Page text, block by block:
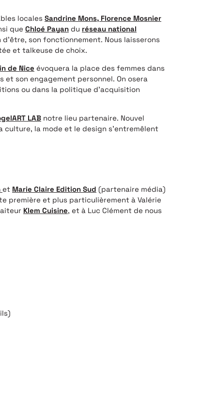
locales Sandrine Mons, Florence Mosnier
que Chloé Payan du réseau national
son fonctionnement. Nous laisserons
et talkeuse de choix.
de Nice évoquera la place des femmes dans
et son engagement personnel. On osera
ou dans la politique d’acquisition
LAB notre lieu partenaire. Nouvel
la mode et le design s’entremêlent
et Marie Claire Edition Sud (partenaire média)
première et plus particulièrement à Valérie
Klem Cuisine, et à Luc Clément de nous